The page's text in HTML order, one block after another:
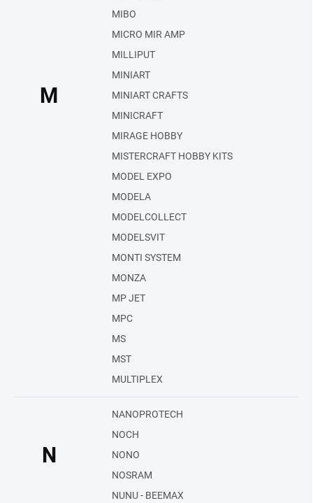
M
MIBO
MICRO MIR AMP
MILLIPUT
MINIART
MINIART CRAFTS
MINICRAFT
MIRAGE HOBBY
MISTERCRAFT HOBBY KITS
MODEL EXPO
MODELA
MODELCOLLECT
MODELSVIT
MONTI SYSTEM
MONZA
MP JET
MPC
MS
MST
MULTIPLEX
N
NANOPROTECH
NOCH
NONO
NOSRAM
NUNU - BEEMAX